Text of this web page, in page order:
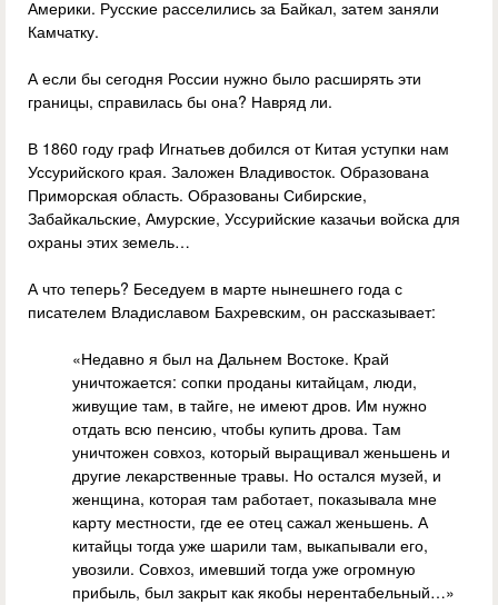
Америки. Русские расселились за Байкал, затем заняли
Камчатку.
А если бы сегодня России нужно было расширять эти
границы, справилась бы она? Навряд ли.
В 1860 году граф Игнатьев добился от Китая уступки нам
Уссурийского края. Заложен Владивосток. Образована
Приморская область. Образованы Сибирские,
Забайкальские, Амурские, Уссурийские казачьи войска для
охраны этих земель…
А что теперь? Беседуем в марте нынешнего года с
писателем Владиславом Бахревским, он рассказывает:
«Недавно я был на Дальнем Востоке. Край
уничтожается: сопки проданы китайцам, люди,
живущие там, в тайге, не имеют дров. Им нужно
отдать всю пенсию, чтобы купить дрова. Там
уничтожен совхоз, который выращивал женьшень и
другие лекарственные травы. Но остался музей, и
женщина, которая там работает, показывала мне
карту местности, где ее отец сажал женьшень. А
китайцы тогда уже шарили там, выкапывали его,
увозили. Совхоз, имевший тогда уже огромную
прибыль, был закрыт как якобы нерентабельный…»